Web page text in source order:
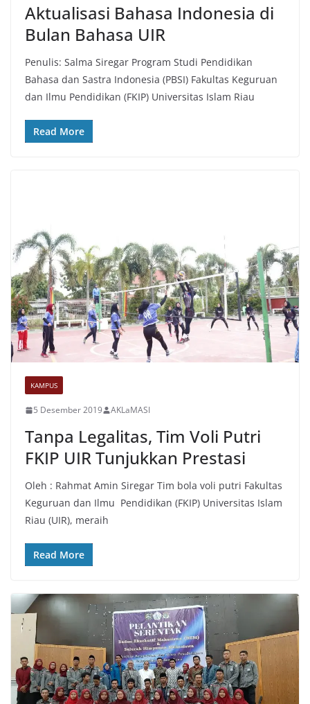
Aktualisasi Bahasa Indonesia di
Bulan Bahasa UIR
Penulis: Salma Siregar Program Studi Pendidikan
Bahasa dan Sastra Indonesia (PBSI) Fakultas Keguruan
dan Ilmu Pendidikan (FKIP) Universitas Islam Riau
Read More
KAMPUS
5 Desember 2019 AKLaMASI
Tanpa Legalitas, Tim Voli Putri
FKIP UIR Tunjukkan Prestasi
Oleh : Rahmat Amin Siregar Tim bola voli putri Fakultas
Keguruan dan Ilmu Pendidikan (FKIP) Universitas Islam
Riau (UIR), meraih
Read More